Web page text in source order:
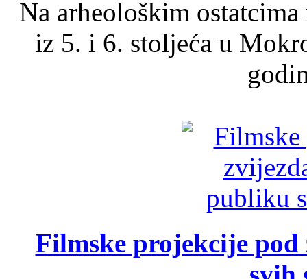
Na arheološkim
iz 5. i 6. stoljeća u
Filmske projekcije